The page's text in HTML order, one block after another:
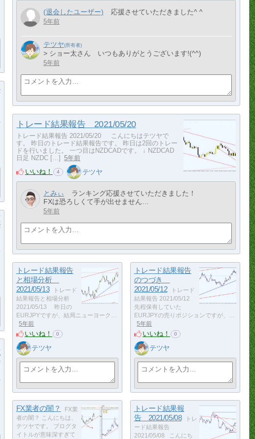
(退会したユーザー) 応援させていただきました^ ^
5年前
テツヤ
> ショー太さん いつもありがとうございます!(^^)
5年前
トレード結果報告 2021/05/20
トレード結果報告 2021/05/20 こんにちはテツヤで
す。 昨日のトレード結果報告です。 昨日は2回のトレー
ドを行いました。 一つ目はNZDCADです。 ↓ NZDCAD
日足 NZDC […] 5年前
いいね！ 4 テツヤ
とみぃ
ランキング応援させていただきました！
FXは恐ろしくて手が出せません…
5年前
トレード結果報告
と相場分析
2021/05/13
トレード
結果報告と相場分析
2021/05/13 昨日の
EURJPYですが、結局ニューヨーク…
5年前
いいね！ 0
テツヤ
トレード結果報告
のつづき
2021/05/12
トレード
結果報告 2021/05/12
先程保有していた
EURJPYの売りポジションですが、…
5年前
いいね！ 0
テツヤ
FX業者の闇？
FX業
者の闇？ こんにちは、
テツヤです。 ブログタ
イトルが意味深すぎて
トレード結果報
告 2021/05/08
トレ
ード結果報告
2021/05/08 こんにち